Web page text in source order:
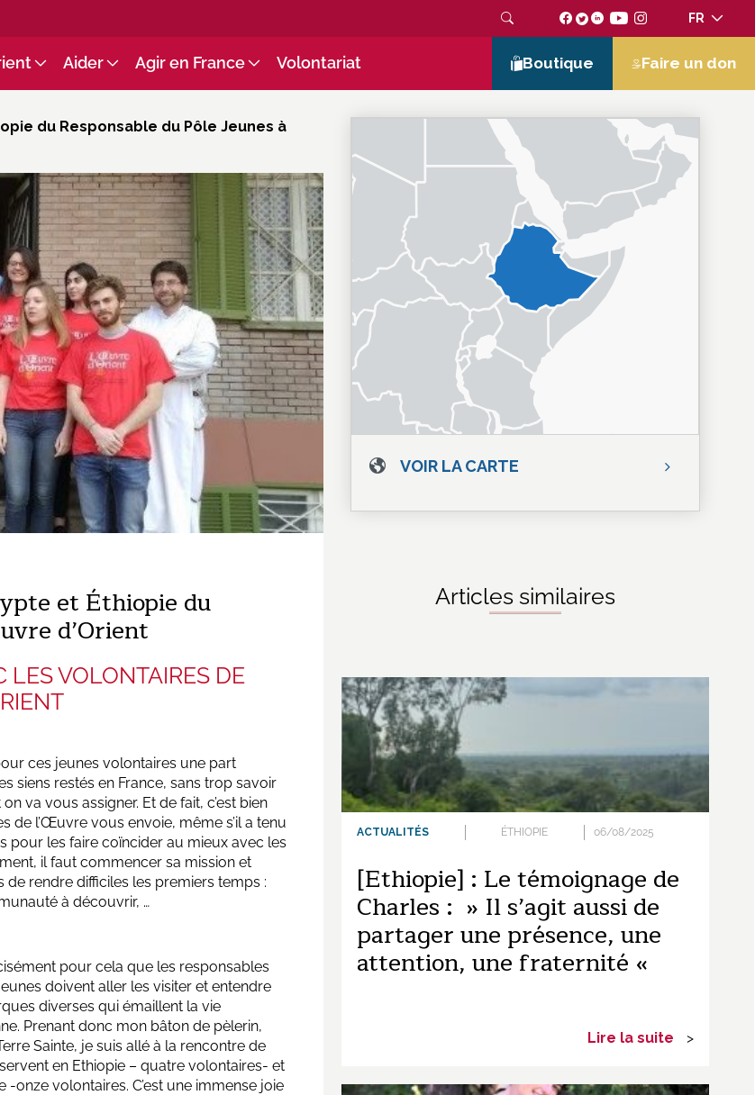
FR
Aider Agir en France Volontariat Boutique Faire un don
du Responsable du Pôle Jeunes à
et Éthiopie du
d’Orient
LES VOLONTAIRES DE
ces jeunes volontaires une part
siens restés en France, sans trop savoir
va vous assigner. Et de fait, c’est bien
de l’Œuvre vous envoie, même s’il a tenu
pour les faire coïncider au mieux avec les
il faut commencer sa mission et
rendre difficiles les premiers temps :
à découvrir, …
pour cela que les responsables
doivent aller les visiter et entendre
diverses qui émaillent la vie
Prenant donc mon bâton de pèlerin,
Sainte, je suis allé à la rencontre de
en Ethiopie – quatre volontaires- et
-onze volontaires. C’est une immense joie
VOIR LA CARTE
Articles similaires
ACTUALITÉS ÉTHIOPIE 06/08/2025
[Ethiopie] : Le témoignage de
Charles : » Il s’agit aussi de
partager une présence, une
attention, une fraternité «
Lire la suite >